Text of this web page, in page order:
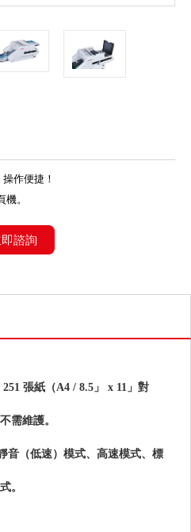
商信息
繁體 EN
作便捷！
。
諮詢
張紙（A4 / 8.5」 x 11」對
需維護。
音（低速）模式、高速模式、標
。